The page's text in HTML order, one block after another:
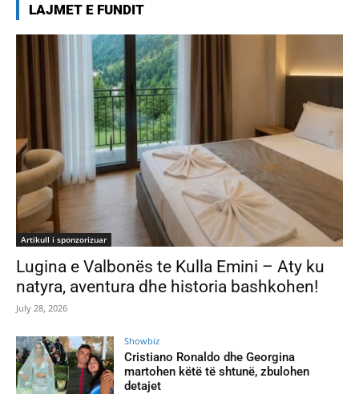
LAJMET E FUNDIT
Artikull i sponzorizuar
Lugina e Valbonës te Kulla Emini – Aty ku
natyra, aventura dhe historia bashkohen!
July 28, 2026
Showbiz
Cristiano Ronaldo dhe Georgina
martohen këtë të shtunë, zbulohen
detajet